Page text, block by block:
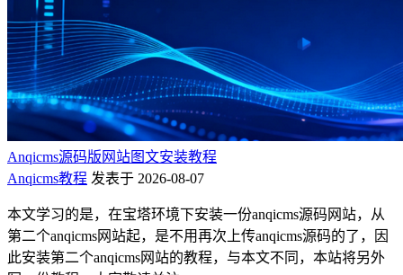
Anqicms源码版网站图文安装教程
Anqicms教程 发表于 2026-08-07
本文学习的是，在宝塔环境下安装一份anqicms源码网站，从
第二个anqicms网站起，是不用再次上传anqicms源码的了，因
此安装第二个anqicms网站的教程，与本文不同，本站将另外